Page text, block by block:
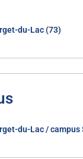
du-Lac (73)
du-Lac / campus